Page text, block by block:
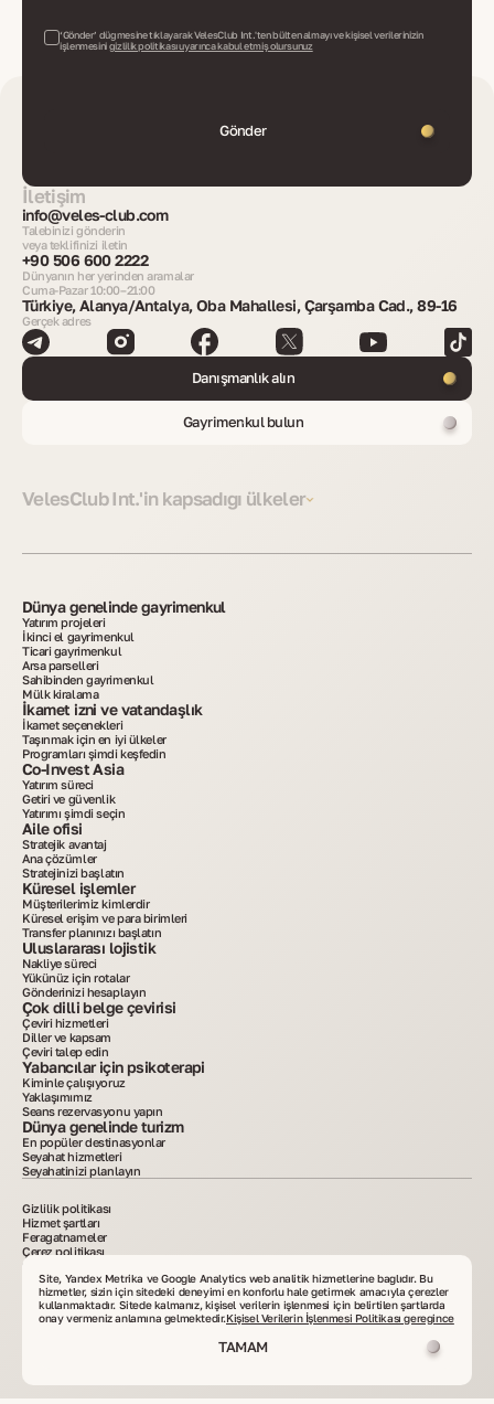
‘Gönder’ düğmesine tıklayarak VelesClub Int.'ten bülten almayı ve kişisel verilerinizin
işlenmesinigizlilik politikası uyarınca kabul etmiş olursunuz
Gönder
İletişim
info@veles-club.com
Talebinizi gönderin
veya teklifinizi iletin
+90 506 600 2222
Dünyanın her yerinden aramalar
Cuma-Pazar 10:00–21:00
Türkiye, Alanya/Antalya, Oba Mahallesi, Çarşamba Cad., 89-16
Gerçek adres
Danışmanlık alın
Gayrimenkul bulun
VelesClub Int.'in kapsadığı ülkeler
Dünya genelinde gayrimenkul
Yatırım projeleri
İkinci el gayrimenkul
Ticari gayrimenkul
Arsa parselleri
Sahibinden gayrimenkul
Mülk kiralama
İkamet izni ve vatandaşlık
İkamet seçenekleri
Taşınmak için en iyi ülkeler
Programları şimdi keşfedin
Co-Invest Asia
Yatırım süreci
Getiri ve güvenlik
Yatırımı şimdi seçin
Aile ofisi
Stratejik avantaj
Ana çözümler
Stratejinizi başlatın
Küresel işlemler
Müşterilerimiz kimlerdir
Küresel erişim ve para birimleri
Transfer planınızı başlatın
Uluslararası lojistik
Nakliye süreci
Yükünüz için rotalar
Gönderinizi hesaplayın
Çok dilli belge çevirisi
Çeviri hizmetleri
Diller ve kapsam
Çeviri talep edin
Yabancılar için psikoterapi
Kiminle çalışıyoruz
Yaklaşımımız
Seans rezervasyonu yapın
Dünya genelinde turizm
En popüler destinasyonlar
Seyahat hizmetleri
Seyahatinizi planlayın
veya kamuya açık teklif niteliği taşımaz. Materyallerin yazılı izinsiz kopyalanması
yasaktır. VelesClub Int.
Gizlilik politikası
Hizmet şartları
Feragatnameler
Çerez politikası
Site, Yandex Metrika ve Google Analytics web analitik hizmetlerine bağlıdır. Bu
hizmetler, sizin için sitedeki deneyimi en konforlu hale getirmek amacıyla çerezler
kullanmaktadır. Sitede kalmanız, kişisel verilerin işlenmesi için belirtilen şartlarda
onay vermeniz anlamına gelmektedir.Kişisel Verilerin İşlenmesi Politikası gereğince
TAMAM